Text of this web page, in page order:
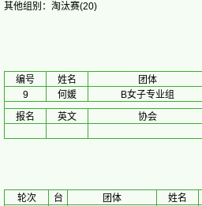
其他组别： 淘汰赛(20)
编号 姓名 团体
9
何媛 B女子专业组
报名
英文 协会
轮次 台 团体 姓名